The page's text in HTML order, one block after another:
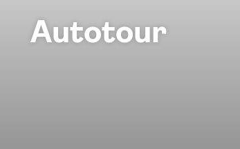
Autotour